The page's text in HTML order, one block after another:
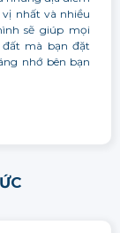
nhất và nhiều
sẽ giúp mọi
mà bạn đặt
nhớ bên bạn